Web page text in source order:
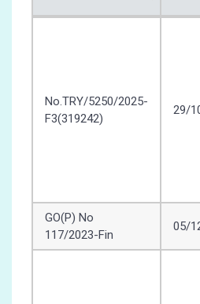
No.TRY/5250/2025-
F3(319242)
29/
GO(P) No
117/2023-Fin
05/